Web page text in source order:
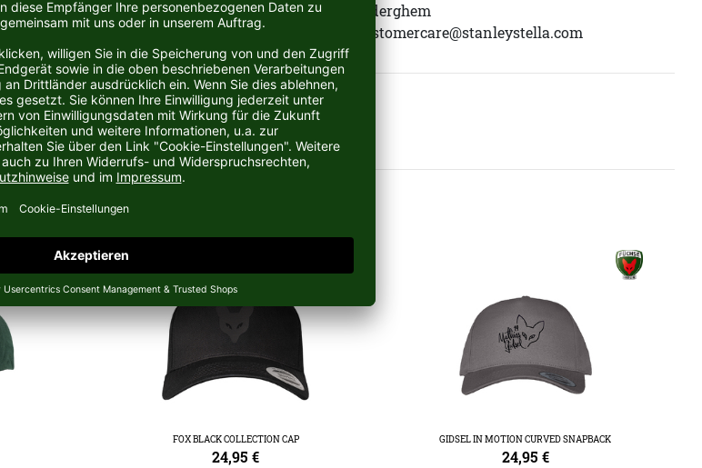
B-1160 Auderghem
customercare@stanleystella.com
FOX BLACK COLLECTION CAP
24,95 €
GIDSEL IN MOTION CURVED SNAPBACK
24,95 €